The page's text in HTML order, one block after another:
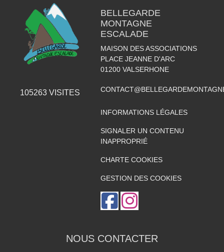
105263 VISITES
BELLEGARDE
MONTAGNE
ESCALADE
MAISON DES ASSOCIATIONS
PLACE JEANNE D'ARC
01200 VALSERHONE
INFORMATIONS LÉGALES
SIGNALER UN CONTENU
INAPPROPRIÉ
CHARTE COOKIES
GESTION DES COOKIES
NOUS CONTACTER